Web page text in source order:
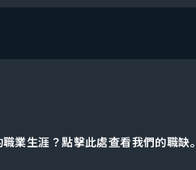
生涯？點擊此處查看我們的職缺。